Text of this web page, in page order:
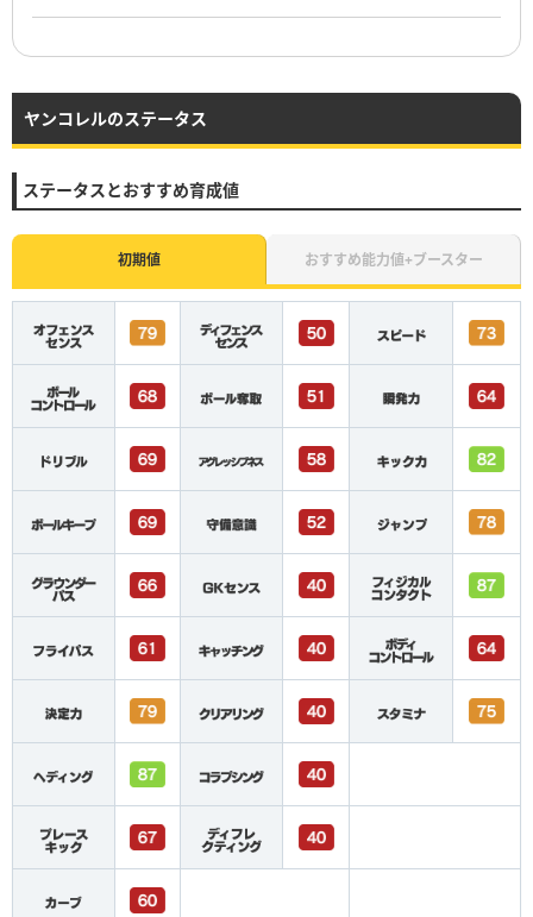
ヤンコレルのステータス
ステータスとおすすめ育成値
初期値 おすすめ能力値+ブースター